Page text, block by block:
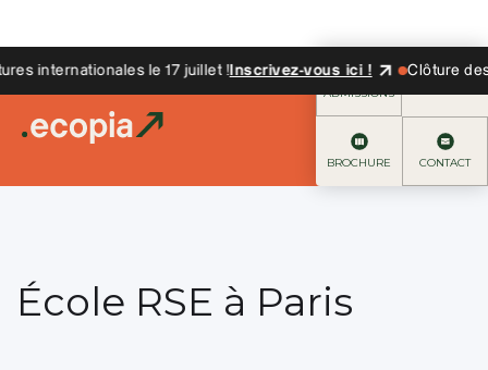
internationales le 17 juillet !Inscrivez-vous ici ! Clôture des
ADMISSIONS
BROCHURE CONTACT
École RSE à Paris